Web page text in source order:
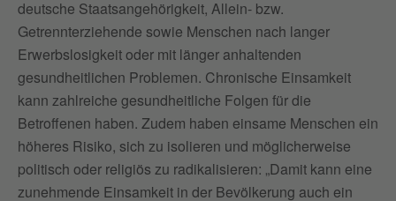
deutsche Staatsangehörigkeit, Allein- bzw.
Getrennterziehende sowie Menschen nach langer
Erwerbslosigkeit oder mit länger anhaltenden
gesundheitlichen Problemen. Chronische Einsamkeit
kann zahlreiche gesundheitliche Folgen für die
Betroffenen haben. Zudem haben einsame Menschen ein
höheres Risiko, sich zu isolieren und möglicherweise
politisch oder religiös zu radikalisieren: „Damit kann eine
zunehmende Einsamkeit in der Bevölkerung auch ein